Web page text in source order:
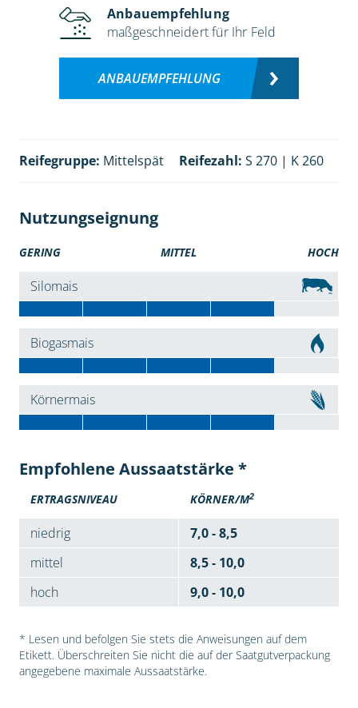
Anbauempfehlung
maßgeschneidert für Ihr Feld
ANBAUEMPFEHLUNG
Reifegruppe: Mittelspät Reifezahl: S 270 | K 260
Nutzungseignung
GERING MITTEL HOCH
Silomais
Biogasmais
Körnermais
Empfohlene Aussaatstärke *
ERTRAGSNIVEAU KÖRNER/M2
niedrig
7,0 - 8,5
mittel
8,5 - 10,0
hoch
9,0 - 10,0
* Lesen und befolgen Sie stets die Anweisungen auf dem
Etikett. Überschreiten Sie nicht die auf der Saatgutverpackung
angegebene maximale Aussaatstärke.